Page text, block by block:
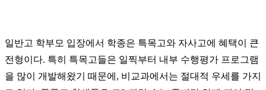
일반고 학부모 입장에서 학종은 특목고와 자사고에 혜택이 큰
전형이다. 특히 특목고들은 일찍부터 내부 수행평가 프로그램
을 많이 개발해왔기 때문에, 비교과에서는 절대적 우세를 가지